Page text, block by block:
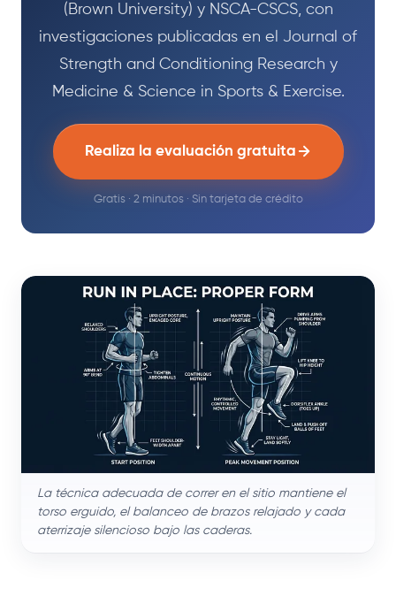
(Brown University) y NSCA-CSCS, con
investigaciones publicadas en el Journal of
Strength and Conditioning Research y
Medicine & Science in Sports & Exercise.
Realiza la evaluación gratuita
Gratis · 2 minutos · Sin tarjeta de crédito
La técnica adecuada de correr en el sitio mantiene el
torso erguido, el balanceo de brazos relajado y cada
aterrizaje silencioso bajo las caderas.